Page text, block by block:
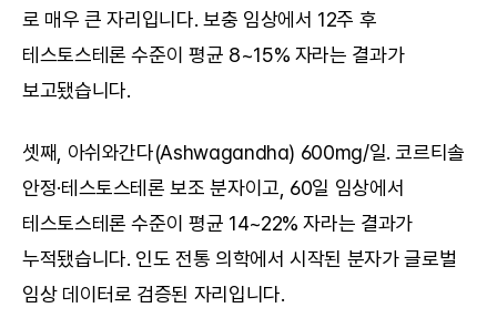
로 매우 큰 자리입니다. 보충 임상에서 12주 후
테스토스테론 수준이 평균 8~15% 자라는 결과가
보고됐습니다.
셋째, 아쉬와간다(Ashwagandha) 600mg/일. 코르티솔
안정·테스토스테론 보조 분자이고, 60일 임상에서
테스토스테론 수준이 평균 14~22% 자라는 결과가
누적됐습니다. 인도 전통 의학에서 시작된 분자가 글로벌
임상 데이터로 검증된 자리입니다.